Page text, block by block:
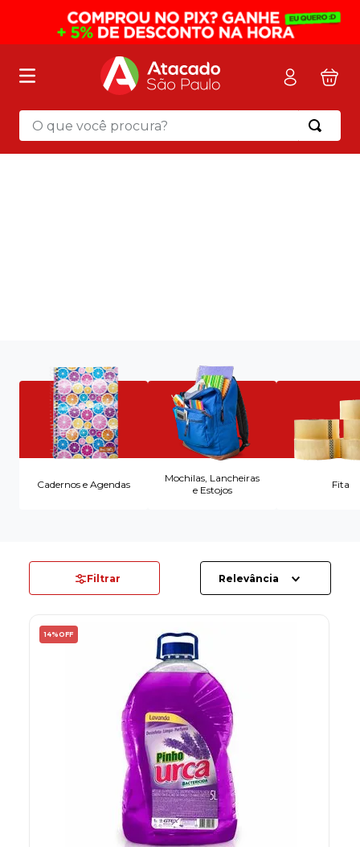
O que você procura?
Cadernos e Agendas
Mochilas, Lancheiras
e Estojos
Fita
Filtrar Relevância
14% OFF
Termos mais buscados
desinfetante
marca texto
º cola